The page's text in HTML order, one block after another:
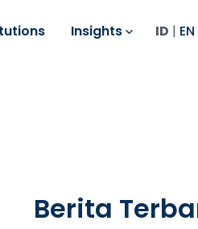
Insights ID | EN
Berita